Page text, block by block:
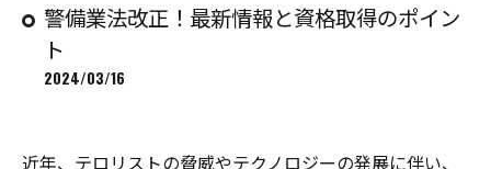
警備業法改正！最新情報と資格取得のポイン
ト
2024/03/16
近年、テロリストの脅威やテクノロジーの発展に伴い、